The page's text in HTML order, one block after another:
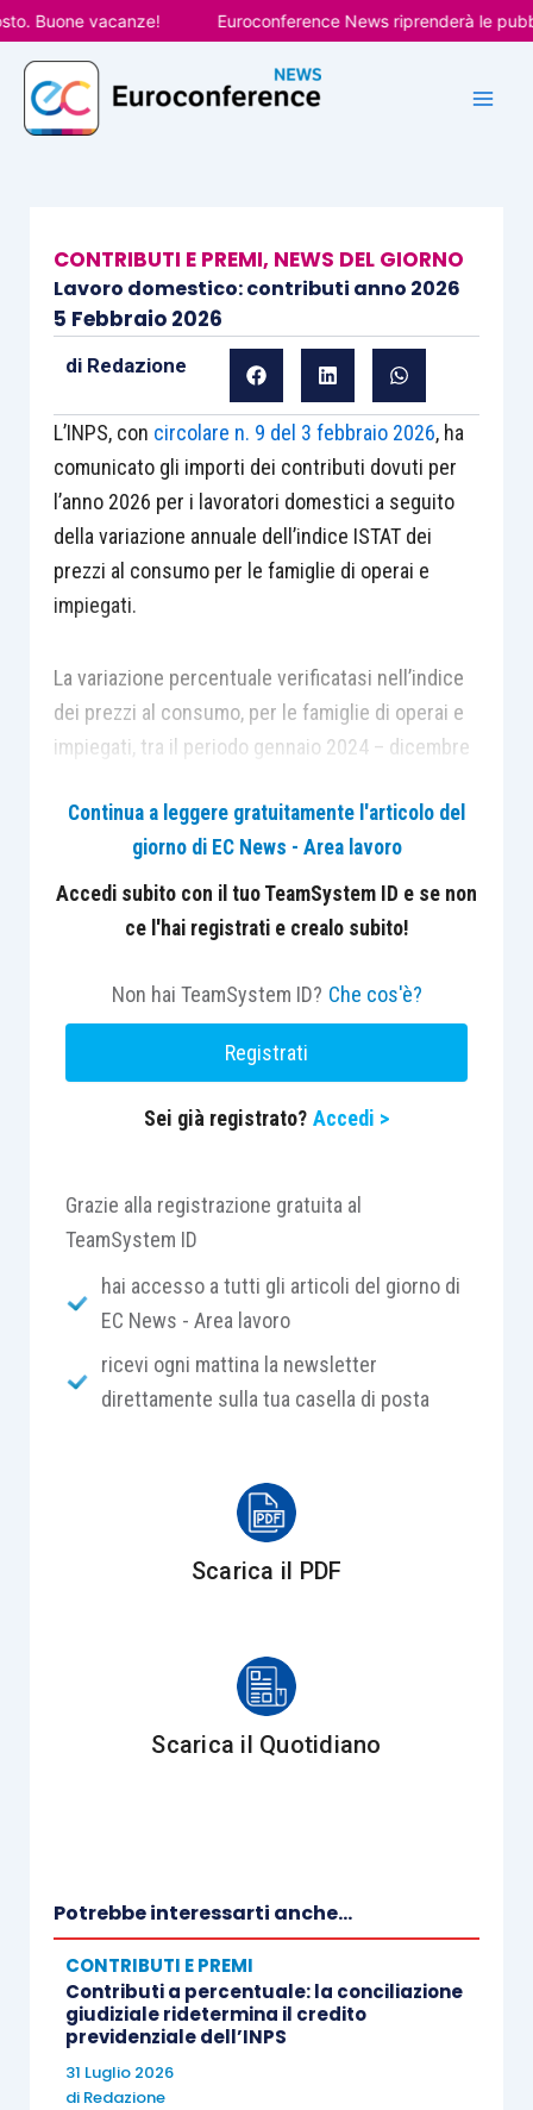
Vai
al
contenuto
vacanze! Euroconference News riprenderà le
CONTRIBUTI E PREMI, NEWS DEL GIORNO
Lavoro domestico: contributi anno 2026
5 Febbraio 2026
di Redazione
L’INPS, con circolare n. 9 del 3 febbraio 2026, ha
comunicato gli importi dei contributi dovuti per
l’anno 2026 per i lavoratori domestici a seguito
della variazione annuale dell’indice ISTAT dei
prezzi al consumo per le famiglie di operai e
impiegati.
La variazione percentuale verificatasi nell’indice
dei prezzi al consumo, per le famiglie di operai e
impiegati, tra il periodo gennaio 2024 – dicembre
è stata pari a +1,4%; conseguentemente, sono
state determinate le nuove fasce di retribuzione
su cui calcolare i contributi dovuti per l’anno
2026 per i lavoratori domestici.
L’Istituto conferma anche la minore aliquota
contributiva dovuta per l’ASpI dai datori di lavoro
soggetti al contributo CUAF, che incide
continua ad applicarsi il contributo addizionale a
carico del datore di lavoro pari all’1,40% della
(retribuzione convenzionale), che non viene,
termine in sostituzione di lavoratori assenti.
contributo addizionale, da applicare ai rapporti di
lavoro a tempo determinato, è pari a:
I coefficienti di ripartizione 2026 comprensivi del
contributo addizionale, da applicare ai rapporti di
lavoro a tempo determinato, sono pari a:
Continua a leggere gratuitamente l'articolo del
giorno di EC News - Area lavoro
Accedi subito con il tuo TeamSystem ID e se non
ce l'hai registrati e crealo subito!
Non hai TeamSystem ID? Che cos'è?
Registrati
Sei già registrato? Accedi >
Grazie alla registrazione gratuita al
TeamSystem ID
hai accesso a tutti gli articoli del giorno di
EC News - Area lavoro
ricevi ogni mattina la newsletter
direttamente sulla tua casella di posta
Scarica il PDF
Scarica il Quotidiano
Potrebbe interessarti anche...
CONTRIBUTI E PREMI
Contributi a percentuale: la conciliazione
giudiziale ridetermina il credito
previdenziale dell’INPS
31 Luglio 2026
di Redazione